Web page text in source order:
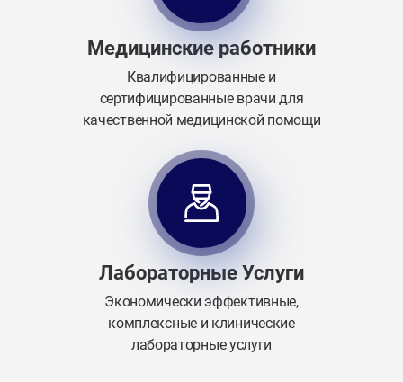
Медицинские работники
Квалифицированные и
сертифицированные врачи для
качественной медицинской помощи
Лабораторные Услуги
Экономически эффективные,
комплексные и клинические
лабораторные услуги